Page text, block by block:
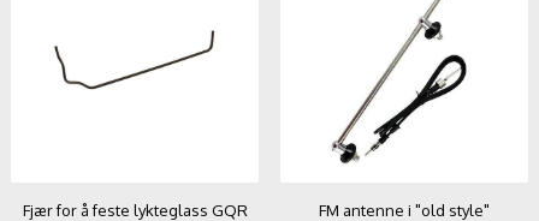
Fjær for å feste lykteglass GQR
FM antenne i "old style"